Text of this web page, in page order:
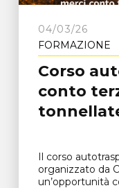
04/03/26
FORMAZIONE
Corso
conto
Il corso
organizzato da
un’opportunità